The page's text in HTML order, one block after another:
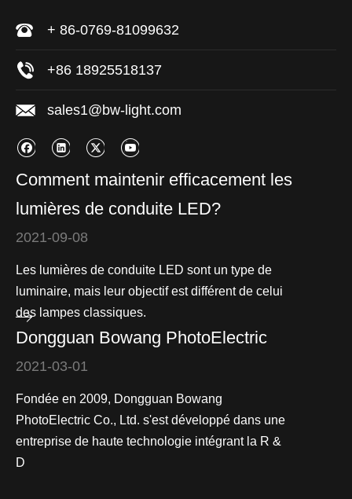
+ 86-0769-81099632
+86 18925518137
sales1@bw-light.com
Comment maintenir efficacement les
lumières de conduite LED?
2021-09-08
Les lumières de conduite LED sont un type de
luminaire, mais leur objectif est différent de celui
des lampes classiques.
Dongguan Bowang PhotoElectric
2021-03-01
Fondée en 2009, Dongguan Bowang
PhotoElectric Co., Ltd. s'est développé dans une
entreprise de haute technologie intégrant la R &
D